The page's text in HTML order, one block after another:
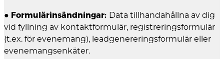
● Formulärinsändningar: Data tillhandahållna av dig
vid fyllning av kontaktformulär, registreringsformulär
(t.ex. för evenemang), leadgenereringsformulär eller
evenemangsenkäter.